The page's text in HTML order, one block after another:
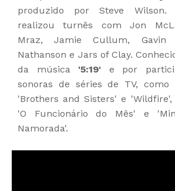
produzido por Steve Wilson.
realizou turnês com Jon
Mraz, Jamie Cullum, Gavin
Nathanson e Jars of Clay.
da música '5:19' e por
sonoras de séries de TV, como
'Brothers and Sisters' e
'O Funcionário do Mês' e
Namorada'.